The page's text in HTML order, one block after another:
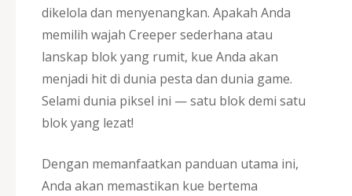
dikelola dan menyenangkan. Apakah Anda
memilih wajah Creeper sederhana atau
lanskap blok yang rumit, kue Anda akan
menjadi hit di dunia pesta dan dunia game.
Selami dunia piksel ini — satu blok demi satu
blok yang lezat!
Dengan memanfaatkan panduan utama ini,
Anda akan memastikan kue bertema